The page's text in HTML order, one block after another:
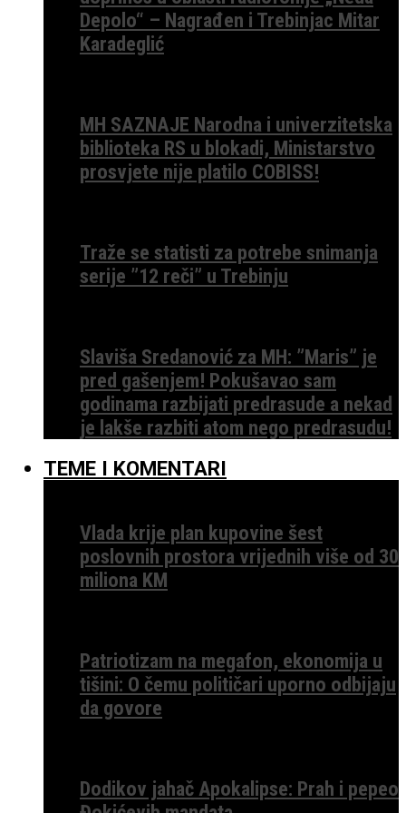
Depolo“ – Nagrađen i Trebinjac Mitar
Karadeglić
MH SAZNAJE Narodna i univerzitetska
biblioteka RS u blokadi, Ministarstvo
prosvjete nije platilo COBISS!
Traže se statisti za potrebe snimanja
serije ”12 reči” u Trebinju
Slaviša Sredanović za MH: ”Maris” je
pred gašenjem! Pokušavao sam
godinama razbijati predrasude a nekad
je lakše razbiti atom nego predrasudu!
TEME I KOMENTARI
Vlada krije plan kupovine šest
poslovnih prostora vrijednih više od 30
miliona KM
Patriotizam na megafon, ekonomija u
tišini: O čemu političari uporno odbijaju
da govore
Dodikov jahač Apokalipse: Prah i pepeo